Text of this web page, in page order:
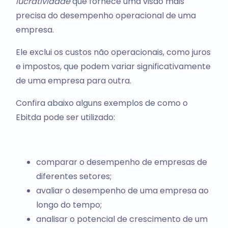
precisa do desempenho operacional de uma
empresa.
Ele exclui os custos não operacionais, como juros
e impostos, que podem variar significativamente
de uma empresa para outra.
Confira abaixo alguns exemplos de como o
Ebitda pode ser utilizado:
comparar o desempenho de empresas de
diferentes setores;
avaliar o desempenho de uma empresa ao
longo do tempo;
analisar o potencial de crescimento de um